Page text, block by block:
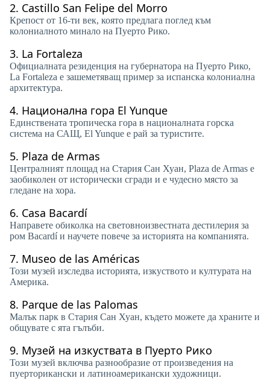
2. Castillo San Felipe del Morro
Крепост от 16-ти век, която предлага поглед към
колониалното минало на Пуерто Рико.
3. La Fortaleza
Официалната резиденция на губернатора на Пуерто Рико,
La Fortaleza е зашеметяващ пример за испанска колониална
архитектура.
4. Национална гора El Yunque
Единствената тропическа гора в националната горска
система на САЩ, El Yunque е рай за туристите.
5. Plaza de Armas
Централният площад на Стария Сан Хуан, Plaza de Armas е
заобиколен от исторически сгради и е чудесно място за
гледане на хора.
6. Casa Bacardí
Направете обиколка на световноизвестната дестилерия за
ром Bacardí и научете повече за историята на компанията.
7. Museo de las Américas
Този музей изследва историята, изкуството и културата на
Америка.
8. Parque de las Palomas
Малък парк в Стария Сан Хуан, където можете да храните и
общувате с ята гълъби.
9. Музей на изкуствата в Пуерто Рико
Този музей включва разнообразие от произведения на
пуерторикански и латиноамерикански художници.